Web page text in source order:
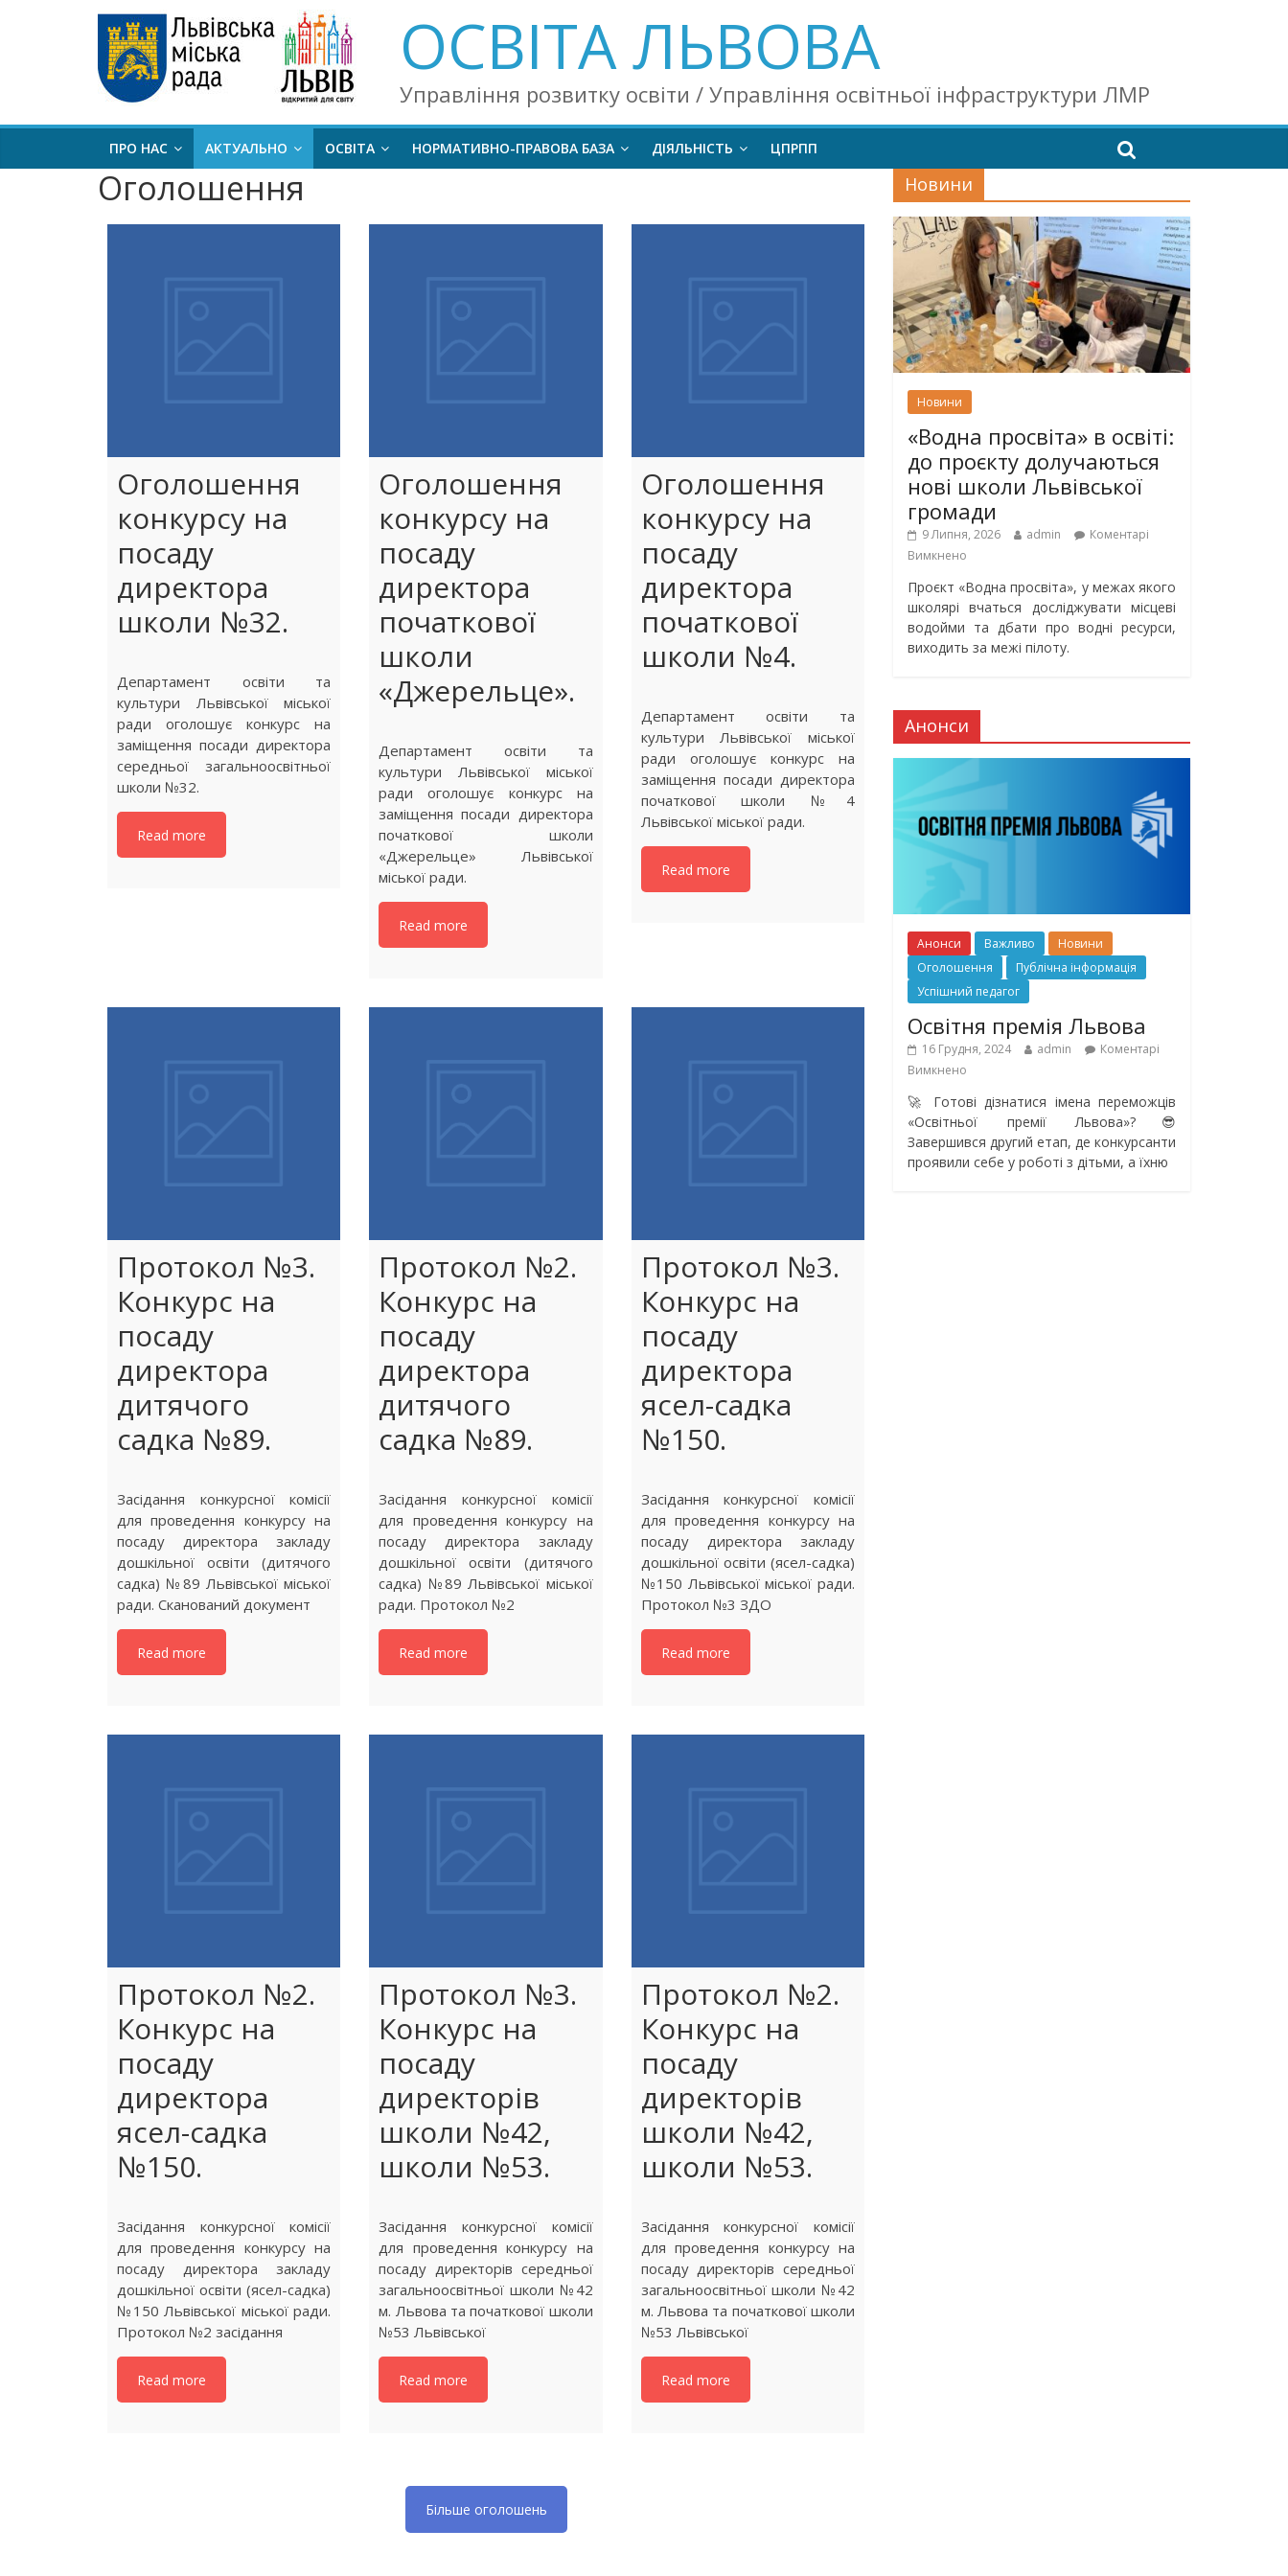
ОСВІТА ЛЬВОВА
Управління розвитку освіти / Управління освітньої інфраструктури ЛМР
ПРО НАС АКТУАЛЬНО ОСВІТА НОРМАТИВНО-ПРАВОВА БАЗА ДІЯЛЬНІСТЬ ЦПРПП
Оголошення
Оголошення
конкурсу на
посаду
директора
школи №32.
Департамент освіти та
культури Львівської міської
ради оголошує конкурс на
заміщення посади директора
середньої загальноосвітньої
школи №32.
Read more
Оголошення
конкурсу на
посаду
директора
початкової
школи
«Джерельце».
Департамент освіти та
культури Львівської міської
ради оголошує конкурс на
заміщення посади директора
початкової школи
«Джерельце» Львівської
міської ради.
Read more
Оголошення
конкурсу на
посаду
директора
початкової
школи №4.
Департамент освіти та
культури Львівської міської
ради оголошує конкурс на
заміщення посади директора
початкової школи №4
Львівської міської ради.
Read more
Протокол №3.
Конкурс на
посаду
директора
дитячого
садка №89.
Засідання конкурсної комісії
для проведення конкурсу на
посаду директора закладу
дошкільної освіти (дитячого
садка) №89 Львівської міської
ради. Сканований документ
Read more
Протокол №2.
Конкурс на
посаду
директора
дитячого
садка №89.
Засідання конкурсної комісії
для проведення конкурсу на
посаду директора закладу
дошкільної освіти (дитячого
садка) №89 Львівської міської
ради. Протокол №2
Read more
Протокол №3.
Конкурс на
посаду
директора
ясел-садка
№150.
Засідання конкурсної комісії
для проведення конкурсу на
посаду директора закладу
дошкільної освіти (ясел-садка)
№150 Львівської міської ради.
Протокол №3 ЗДО
Read more
Протокол №2.
Конкурс на
посаду
директора
ясел-садка
№150.
Засідання конкурсної комісії
для проведення конкурсу на
посаду директора закладу
дошкільної освіти (ясел-садка)
№150 Львівської міської ради.
Протокол №2 засідання
Read more
Протокол №3.
Конкурс на
посаду
директорів
школи №42,
школи №53.
Засідання конкурсної комісії
для проведення конкурсу на
посаду директорів середньої
загальноосвітньої школи №42
м. Львова та початкової школи
№53 Львівської
Read more
Протокол №2.
Конкурс на
посаду
директорів
школи №42,
школи №53.
Засідання конкурсної комісії
для проведення конкурсу на
посаду директорів середньої
загальноосвітньої школи №42
м. Львова та початкової школи
№53 Львівської
Read more
Більше оголошень
Новини
Новини
«Водна просвіта» в освіті:
до проєкту долучаються
нові школи Львівської
громади
9 Липня, 2026 admin
Коментарі
Вимкнено
Проєкт «Водна просвіта», у межах якого
школярі вчаться досліджувати місцеві
водойми та дбати про водні ресурси,
виходить за межі пілоту.
Анонси
Анонси Важливо
Новини
Оголошення
Публічна інформація
Успішний педагог
Освітня премія Львова
16 Грудня, 2024 admin
Коментарі
Вимкнено
🚀 Готові дізнатися імена переможців
«Освітньої премії Львова»?😎
Завершився другий етап, де конкурсанти
проявили себе у роботі з дітьми, а їхню